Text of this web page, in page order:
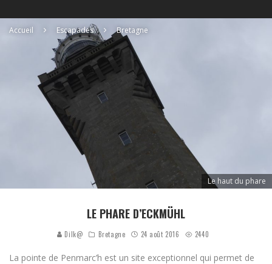
Accueil Escapades Bretagne
Le haut du phare
LE PHARE D’ECKMÜHL
Dilk@ Bretagne 24 août 2016 2440
La pointe de Penmarc’h est un site exceptionnel qui permet de